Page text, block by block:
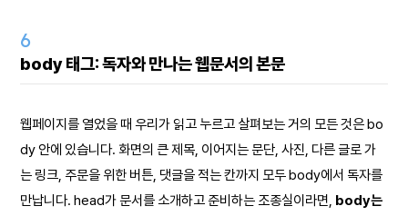
6
body 태그: 독자와 만나는 웹문서의 본문
웹페이지를 열었을 때 우리가 읽고 누르고 살펴보는 거의 모든 것은 bo
dy 안에 있습니다. 화면의 큰 제목, 이어지는 문단, 사진, 다른 글로 가
는 링크, 주문을 위한 버튼, 댓글을 적는 칸까지 모두 body에서 독자를
만납니다. head가 문서를 소개하고 준비하는 조종실이라면, body는